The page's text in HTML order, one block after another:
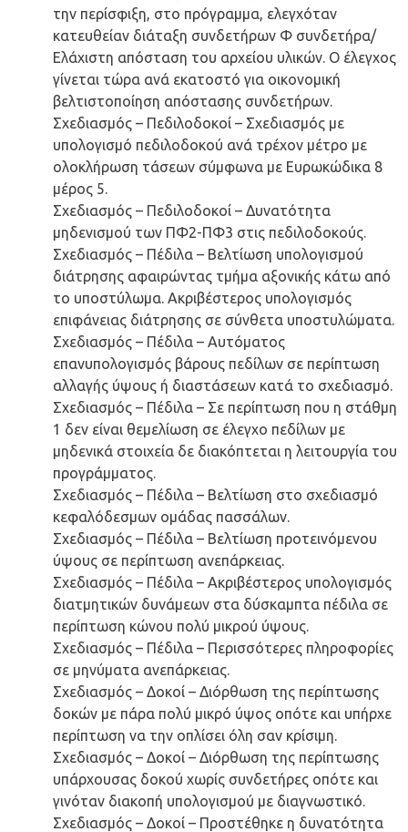
την περίσφιξη, στο πρόγραμμα, ελεγχόταν
κατευθείαν διάταξη συνδετήρων Φ συνδετήρα/
Ελάχιστη απόσταση του αρχείου υλικών. Ο έλεγχος
γίνεται τώρα ανά εκατοστό για οικονομική
βελτιστοποίηση απόστασης συνδετήρων.
Σχεδιασμός – Πεδιλοδοκοί – Σχεδιασμός με
υπολογισμό πεδιλοδοκού ανά τρέχον μέτρο με
ολοκλήρωση τάσεων σύμφωνα με Ευρωκώδικα 8
μέρος 5.
Σχεδιασμός – Πεδιλοδοκοί – Δυνατότητα
μηδενισμού των ΠΦ2-ΠΦ3 στις πεδιλοδοκούς.
Σχεδιασμός – Πέδιλα – Βελτίωση υπολογισμού
διάτρησης αφαιρώντας τμήμα αξονικής κάτω από
το υποστύλωμα. Ακριβέστερος υπολογισμός
επιφάνειας διάτρησης σε σύνθετα υποστυλώματα.
Σχεδιασμός – Πέδιλα – Αυτόματος
επανυπολογισμός βάρους πεδίλων σε περίπτωση
αλλαγής ύψους ή διαστάσεων κατά το σχεδιασμό.
Σχεδιασμός – Πέδιλα – Σε περίπτωση που η στάθμη
1 δεν είναι θεμελίωση σε έλεγχο πεδίλων με
μηδενικά στοιχεία δε διακόπτεται η λειτουργία του
προγράμματος.
Σχεδιασμός – Πέδιλα – Βελτίωση στo σχεδιασμό
κεφαλόδεσμων ομάδας πασσάλων.
Σχεδιασμός – Πέδιλα – Βελτίωση προτεινόμενου
ύψους σε περίπτωση ανεπάρκειας.
Σχεδιασμός – Πέδιλα – Ακριβέστερος υπολογισμός
διατμητικών δυνάμεων στα δύσκαμπτα πέδιλα σε
περίπτωση κώνου πολύ μικρού ύψους.
Σχεδιασμός – Πέδιλα – Περισσότερες πληροφορίες
σε μηνύματα ανεπάρκειας.
Σχεδιασμός – Δοκοί – Διόρθωση της περίπτωσης
δοκών με πάρα πολύ μικρό ύψος οπότε και υπήρχε
περίπτωση να την οπλίσει όλη σαν κρίσιμη.
Σχεδιασμός – Δοκοί – Διόρθωση της περίπτωσης
υπάρχουσας δοκού χωρίς συνδετήρες οπότε και
γινόταν διακοπή υπολογισμού με διαγνωστικό.
Σχεδιασμός – Δοκοί – Προστέθηκε η δυνατότητα